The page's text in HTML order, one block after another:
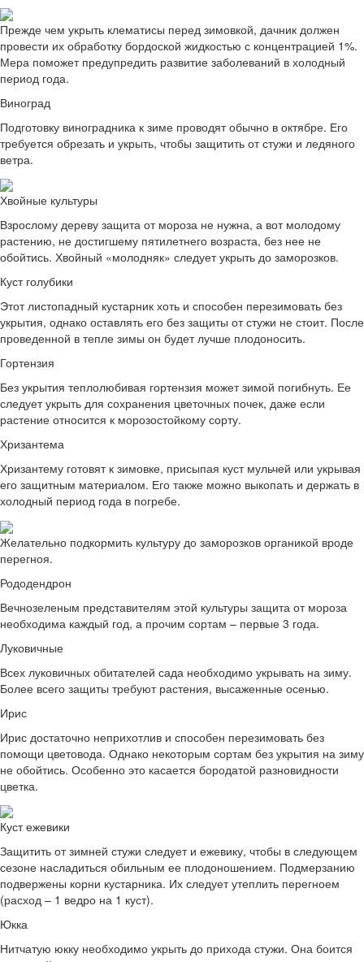
Прежде чем укрыть клематисы перед зимовкой, дачник должен
провести их обработку бордоской жидкостью с концентрацией 1%.
Мера поможет предупредить развитие заболеваний в холодный
период года.
Виноград
Подготовку виноградника к зиме проводят обычно в октябре. Его
требуется обрезать и укрыть, чтобы защитить от стужи и ледяного
ветра.
Хвойные культуры
Взрослому дереву защита от мороза не нужна, а вот молодому
растению, не достигшему пятилетнего возраста, без нее не
обойтись. Хвойный «молодняк» следует укрыть до заморозков.
Куст голубики
Этот листопадный кустарник хоть и способен перезимовать без
укрытия, однако оставлять его без защиты от стужи не стоит. После
проведенной в тепле зимы он будет лучше плодоносить.
Гортензия
Без укрытия теплолюбивая гортензия может зимой погибнуть. Ее
следует укрыть для сохранения цветочных почек, даже если
растение относится к морозостойкому сорту.
Хризантема
Хризантему готовят к зимовке, присыпая куст мульчей или укрывая
его защитным материалом. Его также можно выкопать и держать в
холодный период года в погребе.
Желательно подкормить культуру до заморозков органикой вроде
перегноя.
Рододендрон
Вечнозеленым представителям этой культуры защита от мороза
необходима каждый год, а прочим сортам – первые 3 года.
Луковичные
Всех луковичных обитателей сада необходимо укрывать на зиму.
Более всего защиты требуют растения, высаженные осенью.
Ирис
Ирис достаточно неприхотлив и способен перезимовать без
помощи цветовода. Однако некоторым сортам без укрытия на зиму
не обойтись. Особенно это касается бородатой разновидности
цветка.
Куст ежевики
Защитить от зимней стужи следует и ежевику, чтобы в следующем
сезоне насладиться обильным ее плодоношением. Подмерзанию
подвержены корни кустарника. Их следует утеплить перегноем
(расход – 1 ведро на 1 куст).
Юкка
Нитчатую юкку необходимо укрыть до прихода стужи. Она боится